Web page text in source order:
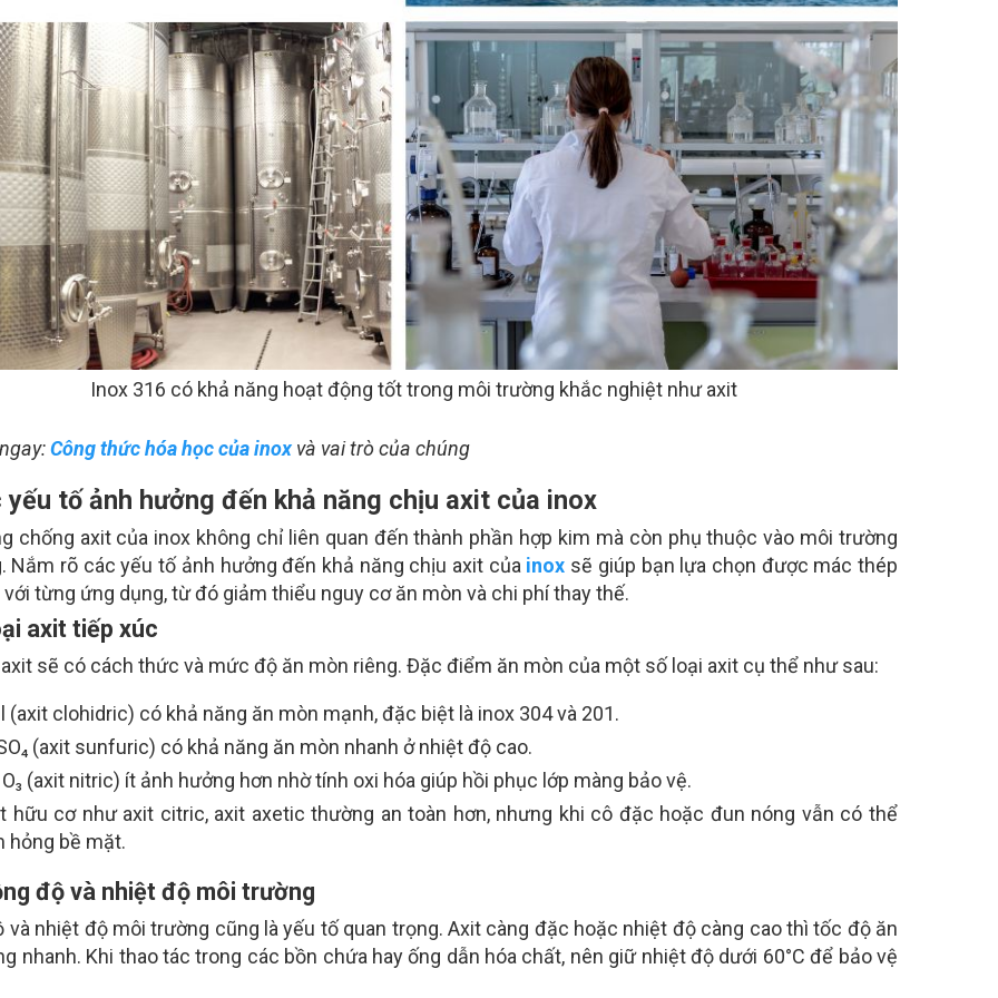
Inox 316 có khả năng hoạt động tốt trong môi trường khắc nghiệt như axit
Công thức hóa học của inox và vai trò của chúng
yếu tố ảnh hưởng đến khả năng chịu axit của inox
chống axit của inox không chỉ liên quan đến thành phần hợp kim mà còn phụ thuộc vào môi trường
Nắm rõ các yếu tố ảnh hưởng đến khả năng chịu axit của inox sẽ giúp bạn lựa chọn được mác thép
từng ứng dụng, từ đó giảm thiểu nguy cơ ăn mòn và chi phí thay thế.
axit tiếp xúc
sẽ có cách thức và mức độ ăn mòn riêng. Đặc điểm ăn mòn của một số loại axit cụ thể như sau:
(axit clohidric) có khả năng ăn mòn mạnh, đặc biệt là inox 304 và 201.
(axit sunfuric) có khả năng ăn mòn nhanh ở nhiệt độ cao.
(axit nitric) ít ảnh hưởng hơn nhờ tính oxi hóa giúp hồi phục lớp màng bảo vệ.
hữu cơ như axit citric, axit axetic thường an toàn hơn, nhưng khi cô đặc hoặc đun nóng vẫn có thể
hỏng bề mặt.
độ và nhiệt độ môi trường
và nhiệt độ môi trường cũng là yếu tố quan trọng. Axit càng đặc hoặc nhiệt độ càng cao thì tốc độ ăn
nhanh. Khi thao tác trong các bồn chứa hay ống dẫn hóa chất, nên giữ nhiệt độ dưới 60°C để bảo vệ